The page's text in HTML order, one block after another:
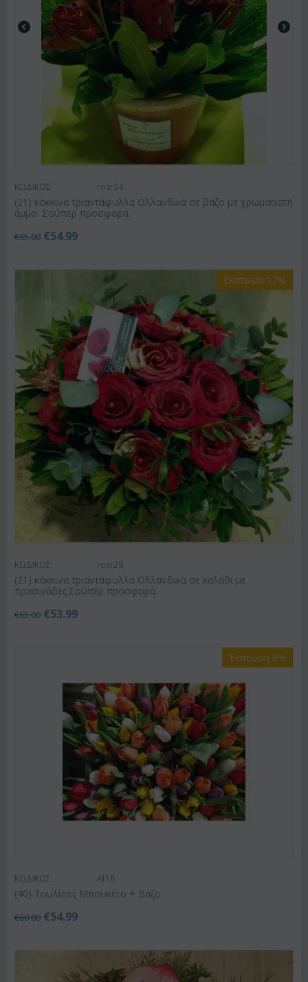
ΚΩΔΙΚΟΣ: rosr34
(21) κόκκινα τριαντάφυλλα Ολλανδικά σε βάζο με χρωματιστή
άμμο. Σούπερ προσφορά.
€65.00 €54.99
Έκπτωση 17%
ΚΩΔΙΚΟΣ: rosr29
(21) κόκκινα τριαντάφυλλα Ολλανδικά σε καλάθι με
πρασινάδες.Σούπερ προσφορά.
€65.00 €53.99
Έκπτωση 8%
ΚΩΔΙΚΟΣ: Af18
(40) Τουλίπες Μπουκέτο + Βάζο
€60.00 €54.99